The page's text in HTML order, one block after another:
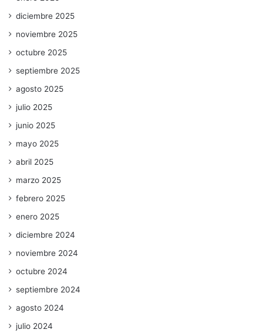
diciembre 2025
noviembre 2025
octubre 2025
septiembre 2025
agosto 2025
julio 2025
junio 2025
mayo 2025
abril 2025
marzo 2025
febrero 2025
enero 2025
diciembre 2024
noviembre 2024
octubre 2024
septiembre 2024
agosto 2024
julio 2024